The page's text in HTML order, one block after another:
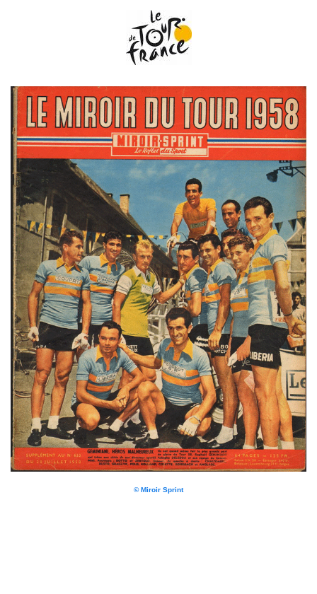
© Miroir Sprint